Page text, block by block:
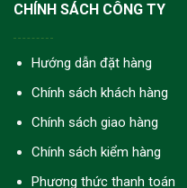
CHÍNH SÁCH CÔNG TY
Hướng dẫn đặt hàng
Chính sách khách hàng
Chính sách giao hàng
Chính sách kiểm hàng
Phương thức thanh toán